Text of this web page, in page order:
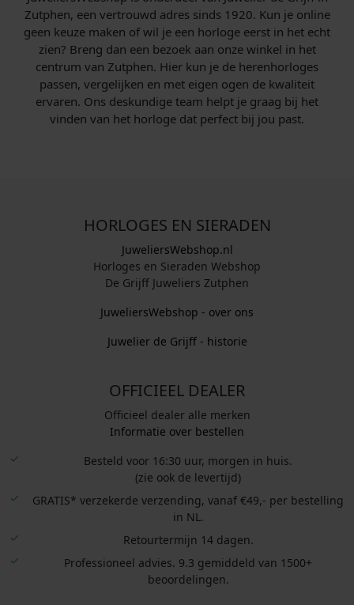
Zutphen, een vertrouwd adres sinds 1920. Kun je online
geen keuze maken of wil je een horloge eerst in het echt
zien? Breng dan een bezoek aan onze winkel in het
centrum van Zutphen. Hier kun je de herenhorloges
passen, vergelijken en met eigen ogen de kwaliteit
ervaren. Ons deskundige team helpt je graag bij het
vinden van het horloge dat perfect bij jou past.
HORLOGES EN SIERADEN
JuweliersWebshop.nl
Horloges en Sieraden Webshop
De Grijff Juweliers Zutphen
JuweliersWebshop - over ons
Juwelier de Grijff - historie
OFFICIEEL DEALER
Officieel dealer alle merken
Informatie over bestellen
Besteld voor 16:30 uur, morgen in huis.
(zie ook de levertijd)
GRATIS* verzekerde verzending, vanaf €49,- per bestelling
in NL.
Retourtermijn 14 dagen.
Professioneel advies. 9.3 gemiddeld van 1500+
beoordelingen.